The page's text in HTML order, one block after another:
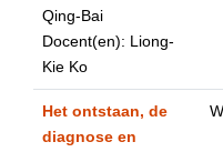
Qing-Bai
Docent(en): Liong-
Kie Ko
Het ontstaan, de
diagnose en